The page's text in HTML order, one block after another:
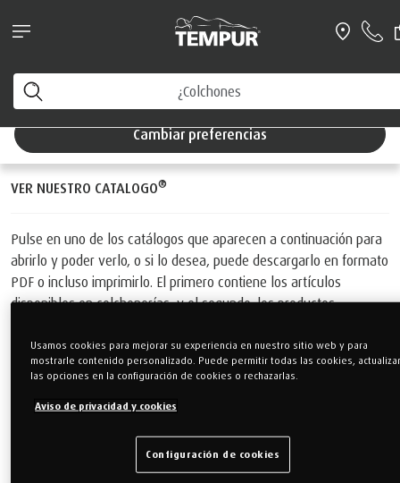
nuestras tiendas para cualquier tipo de consulta
Está viendo el sitio de España. Puede cambiar sus
preferencias en cualquier momento
Cambiar preferencias
VER NUESTRO CATALOGO
VER NUESTRO CATALOGO®
Pulse en uno de los catálogos que aparecen a continuación para
abrirlo y poder verlo, o si lo desea, puede descargarlo en formato
PDF o incluso imprimirlo. El primero contiene los artículos
disponibles en colchonerías, y el segundo, los productos
Usamos cookies para mejorar su experiencia en nuestro sitio web y para
mostrarle contenido personalizado. Puede permitir todas las cookies,
las opciones en la configuración de cookies o rechazarlas.
Aviso de privacidad y cookies
Configuración de cookies